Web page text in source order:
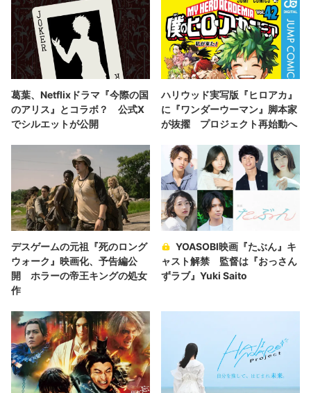
葛葉、Netflixドラマ『今際の国
のアリス』とコラボ？ 公式X
でシルエットが公開
ハリウッド実写版『ヒロアカ』
に『ワンダーウーマン』脚本家
が抜擢 プロジェクト再始動へ
デスゲームの元祖『死のロング
ウォーク』映画化、予告編公
開 ホラーの帝王キングの処女
作
YOASOBI映画『たぶん』キ
ャスト解禁 監督は『おっさん
ずラブ』Yuki Saito